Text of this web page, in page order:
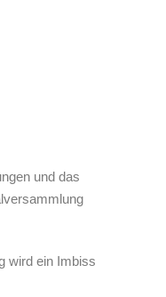
und das
wird ein Imbiss